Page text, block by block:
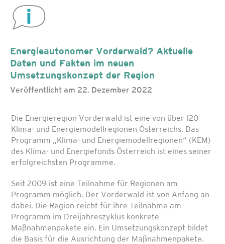
Energieautonomer Vorderwald? Aktuelle
Daten und Fakten im neuen
Umsetzungskonzept der Region
Veröffentlicht am 22. Dezember 2022
Die Energieregion Vorderwald ist eine von über 120
Klima- und Energiemodellregionen Österreichs. Das
Programm „Klima- und Energiemodellregionen“ (KEM)
des Klima- und Energiefonds Österreich ist eines seiner
erfolgreichsten Programme.
Seit 2009 ist eine Teilnahme für Regionen am
Programm möglich. Der Vorderwald ist von Anfang an
dabei. Die Region reicht für ihre Teilnahme am
Programm im Dreijahreszyklus konkrete
Maßnahmenpakete ein. Ein Umsetzungskonzept bildet
die Basis für die Ausrichtung der Maßnahmenpakete.